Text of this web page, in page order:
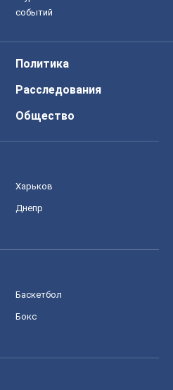
событий
Политика
Расследования
Общество
Харьков
Днепр
Баскетбол
Бокс